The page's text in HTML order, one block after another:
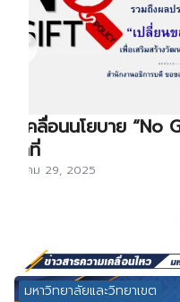
ขับเคลื่อนนโยบาย
หน้าที่
ธันวาคม 29, 2025
มหาวิทยาลัยและวิทยาเขต